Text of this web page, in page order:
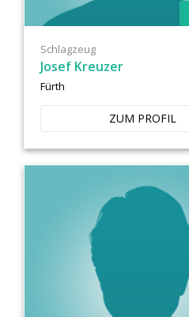
Schlagzeug
Josef Kreuzer
Fürth
ZUM PROFIL